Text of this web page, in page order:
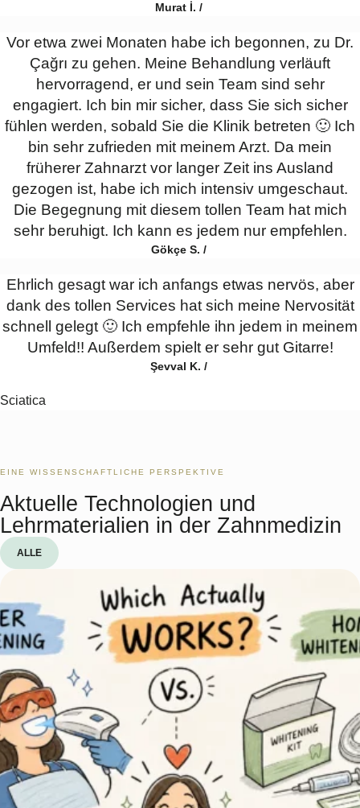
Murat İ. /
Vor etwa zwei Monaten habe ich begonnen, zu Dr.
Çağrı zu gehen. Meine Behandlung verläuft
hervorragend, er und sein Team sind sehr
engagiert. Ich bin mir sicher, dass Sie sich sicher
fühlen werden, sobald Sie die Klinik betreten 🙂 Ich
bin sehr zufrieden mit meinem Arzt. Da mein
früherer Zahnarzt vor langer Zeit ins Ausland
gezogen ist, habe ich mich intensiv umgeschaut.
Die Begegnung mit diesem tollen Team hat mich
sehr beruhigt. Ich kann es jedem nur empfehlen.
Gökçe S. /
Ehrlich gesagt war ich anfangs etwas nervös, aber
dank des tollen Services hat sich meine Nervosität
schnell gelegt 🙂 Ich empfehle ihn jedem in meinem
Umfeld!! Außerdem spielt er sehr gut Gitarre!
Şevval K. /
Sciatica
EINE WISSENSCHAFTLICHE PERSPEKTIVE
Aktuelle Technologien und
Lehrmaterialien in der Zahnmedizin
ALLE